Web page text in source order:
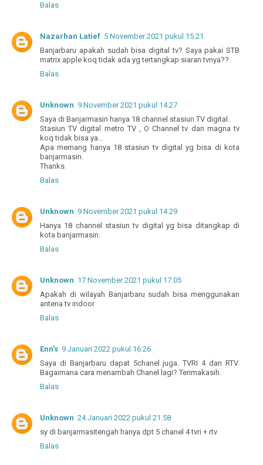
Balas
Nazarhan Latief 5 November 2021 pukul 15.21
Banjarbaru apakah sudah bisa digital tv? Saya pakai STB
matrix apple koq tidak ada yg tertangkap siaran tvnya??
Balas
Unknown 9 November 2021 pukul 14.27
Saya di Banjarmasin hanya 18 channel stasiun TV digital.
Stasiun TV digital metro TV , O Channel tv dan magna tv
koq tidak bisa ya...
Apa memang hanya 18 stasiun tv digital yg bisa di kota
banjarmasin.
Thanks.
Balas
Unknown 9 November 2021 pukul 14.29
Hanya 18 channel stasiun tv digital yg bisa ditangkap di
kota banjarmasin.
Balas
Unknown 17 November 2021 pukul 17.05
Apakah di wilayah Banjarbaru sudah bisa menggunakan
antena tv indoor
Balas
Enn's 9 Januari 2022 pukul 16.26
Saya di Banjarbaru dapat 5chanel juga. TVRI 4 dan RTV.
Bagaimana cara menambah Chanel lagi? Terimakasih.
Balas
Unknown 24 Januari 2022 pukul 21.58
sy di banjarmasitengah hanya dpt 5 chanel 4 tvri + rtv
Balas